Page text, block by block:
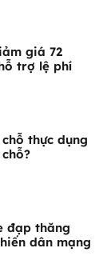
giá 72
trợ lệ phí
thực dụng
đạp thăng
dân mạng